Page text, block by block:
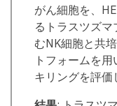
がん細胞を、
るトラスツズ
むNK細胞と共
トフォームを
キリングを評価